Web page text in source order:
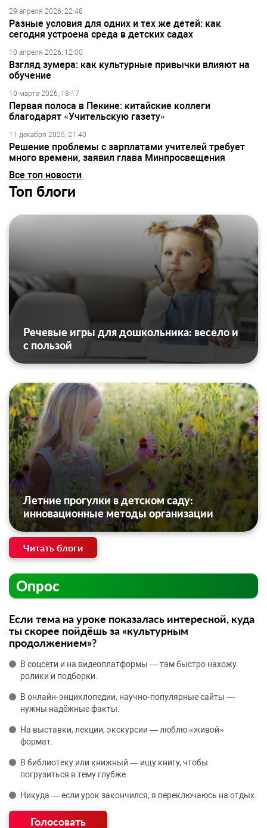
29 апреля 2026, 22:48
Разные условия для одних и тех же детей: как
сегодня устроена среда в детских садах
10 апреля 2026, 12:00
Взгляд зумера: как культурные привычки влияют на
обучение
10 марта 2026, 18:17
Первая полоса в Пекине: китайские коллеги
благодарят «Учительскую газету»
11 декабря 2025, 21:40
Решение проблемы с зарплатами учителей требует
много времени, заявил глава Минпросвещения
Все топ новости
Топ блоги
Речевые игры для дошкольника: весело и
с пользой
Летние прогулки в детском саду:
инновационные методы организации
Читать блоги
Опрос
Если тема на уроке показалась интересной, куда
ты скорее пойдёшь за «культурным
продолжением»?
В соцсети и на видеоплатформы — там быстро нахожу
ролики и подборки.
В онлайн‑энциклопедии, научно‑популярные сайты —
нужны надёжные факты.
На выставки, лекции, экскурсии — люблю «живой»
формат.
В библиотеку или книжный — ищу книгу, чтобы
погрузиться в тему глубже.
Никуда — если урок закончился, я переключаюсь на отдых.